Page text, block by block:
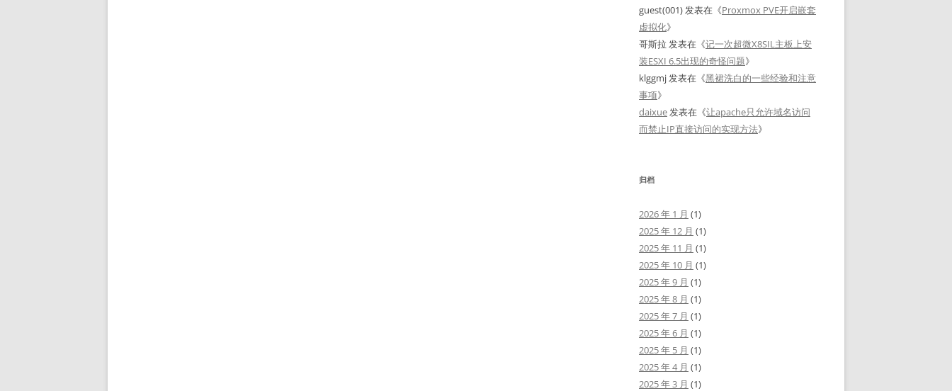
guest(001)发表在《Proxmox PVE开启嵌套
虚拟化》
哥斯拉 发表在《记一次超微X8SIL主板上安
装ESXI 6.5出现的奇怪问题》
klggmj发表在《黑裙洗白的一些经验和注意
事项》
daixue发表在《让apache只允许域名访问
而禁止IP直接访问的实现方法》
归档
2026 年 1 月 (1)
2025 年 12 月 (1)
2025 年 11 月 (1)
2025 年 10 月 (1)
2025 年 9 月 (1)
2025 年 8 月 (1)
2025 年 7 月 (1)
2025 年 6 月 (1)
2025 年 5 月 (1)
2025 年 4 月 (1)
2025 年 3 月 (1)